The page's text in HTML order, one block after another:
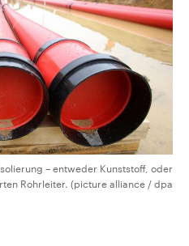
– entweder Kunststoff, oder
Rohrleiter. (picture alliance / dpa